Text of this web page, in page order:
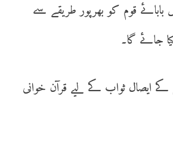
بابائے قوم کو بھرپور طریقے سے
جائے گا۔
کے ایصال ثواب کے لیے قرآن خوانی